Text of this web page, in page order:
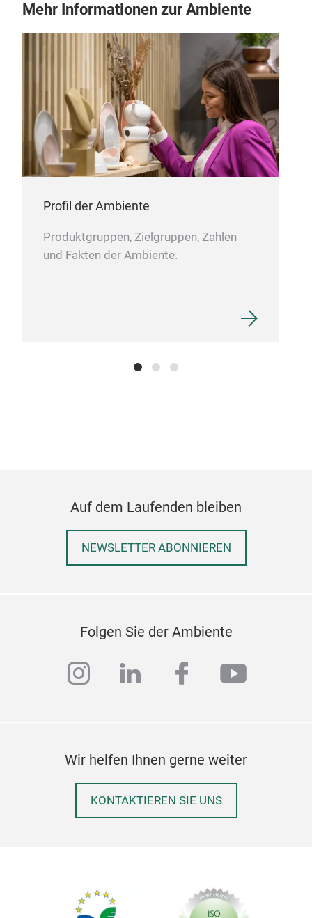
Mehr Informationen zur Ambiente
Profil der Ambiente
Produktgruppen, Zielgruppen, Zahlen
und Fakten der Ambiente.
Auf dem Laufenden bleiben
NEWSLETTER ABONNIEREN
Folgen Sie der Ambiente
instagram
linkedinfacebook
Wir helfen Ihnen gerne weiter
KONTAKTIEREN SIE UNS